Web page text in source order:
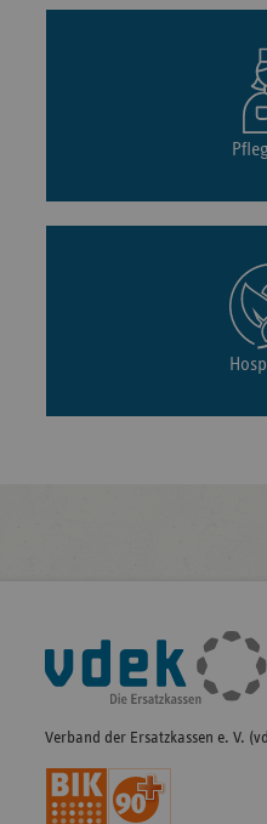
Fußleisten-
Navigation
Verband der Ersatzkassen e. V.